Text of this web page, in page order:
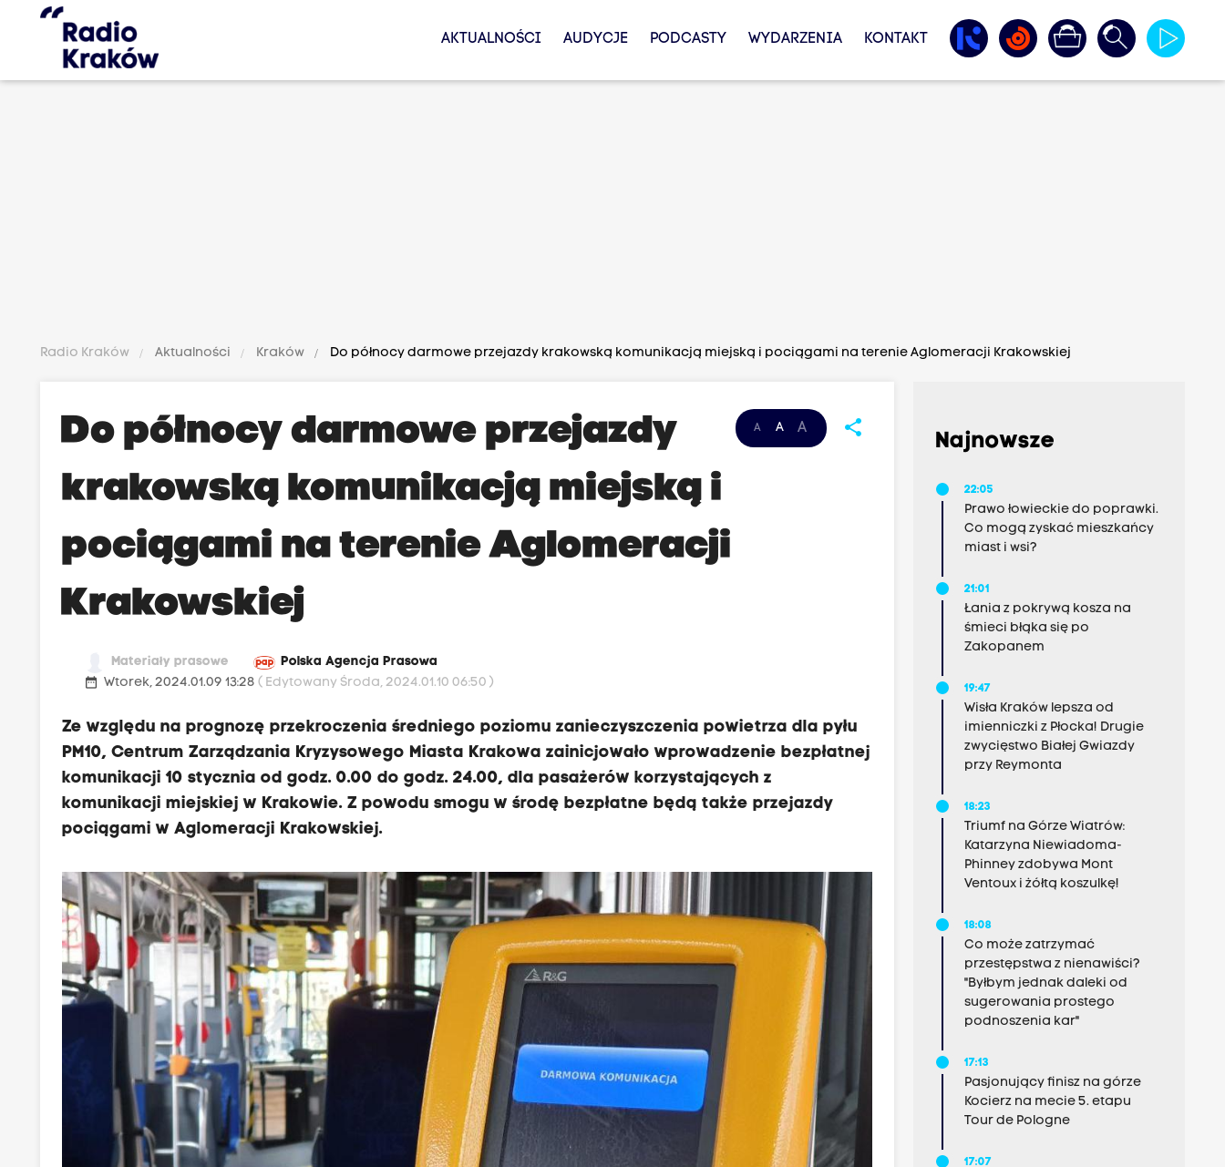
AKTUALNOŚCI AUDYCJE PODCASTY WYDARZENIA KONTAKT
Radio Kraków Aktualności Kraków Do północy darmowe przejazdy krakowską komunikacją miejską i pociągami na terenie Aglomeracji Krakowskiej
A A A share
Do północy darmowe przejazdy
krakowską komunikacją miejską i
pociągami na terenie Aglomeracji
Krakowskiej
Materiały prasowe Polska Agencja Prasowa
date_range Wtorek, 2024.01.09 13:28( Edytowany Środa, 2024.01.10 06:50 )
Ze względu na prognozę przekroczenia średniego poziomu zanieczyszczenia powietrza dla pyłu
PM10, Centrum Zarządzania Kryzysowego Miasta Krakowa zainicjowało wprowadzenie bezpłatnej
komunikacji 10 stycznia od godz. 0.00 do godz. 24.00, dla pasażerów korzystających z
komunikacji miejskiej w Krakowie. Z powodu smogu w środę bezpłatne będą także przejazdy
pociągami w Aglomeracji Krakowskiej.
Najnowsze
22:05
Prawo łowieckie do poprawki.
Co mogą zyskać mieszkańcy
miast i wsi?
21:01
Łania z pokrywą kosza na
śmieci błąka się po
Zakopanem
19:47
Wisła Kraków lepsza od
imienniczki z Płocka! Drugie
zwycięstwo Białej Gwiazdy
przy Reymonta
18:23
Triumf na Górze Wiatrów:
Katarzyna Niewiadoma-
Phinney zdobywa Mont
Ventoux i żółtą koszulkę!
18:08
Co może zatrzymać
przestępstwa z nienawiści?
"Byłbym jednak daleki od
sugerowania prostego
podnoszenia kar"
17:13
Pasjonujący finisz na górze
Kocierz na mecie 5. etapu
Tour de Pologne
17:07